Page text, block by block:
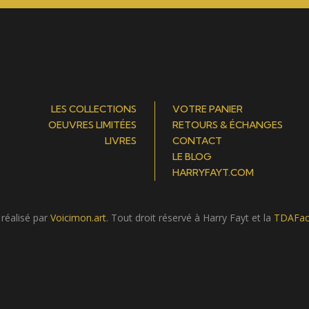
LES COLLECTIONS
OEUVRES LIMITÉES
LIVRES
VOTRE PANIER
RETOURS & ÉCHANGES
CONTACT
LE BLOG
HARRYFAYT.COM
par Voicimon.art. Tout droit réservé à Harry Fayt et la